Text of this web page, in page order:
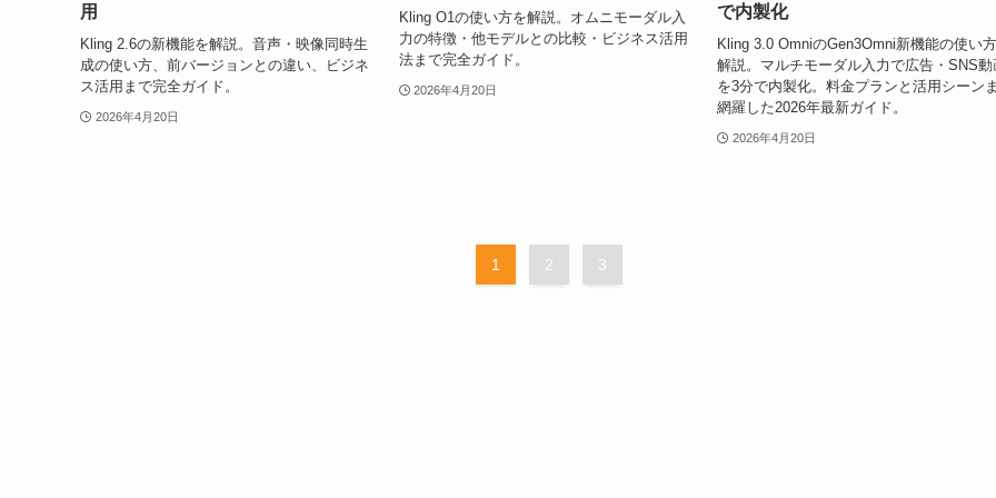
用
Kling 2.6の新機能を解説。音声・映像同時生
成の使い方、前バージョンとの違い、ビジネ
ス活用まで完全ガイド。
2026年4月20日
Kling O1の使い方を解説。オムニモーダル入
力の特徴・他モデルとの比較・ビジネス活用
法まで完全ガイド。
2026年4月20日
で内製化
Kling 3.0 OmniのGen3Omni新機能の使い
解説。マルチモーダル入力で広告・SNS動
を3分で内製化。料金プランと活用シーン
網羅した2026年最新ガイド。
2026年4月20日
1 2 3